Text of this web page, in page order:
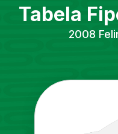
Tabela
2008